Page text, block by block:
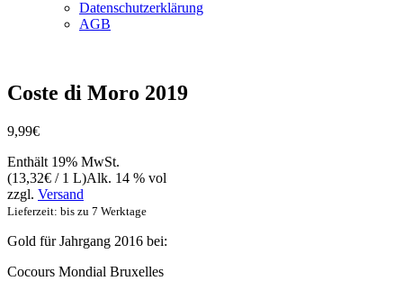
Datenschutzerklärung
AGB
Coste di Moro 2019
9,99€
Enthält 19% MwSt.
(13,32€ / 1 L)Alk. 14 % vol
zzgl. Versand
Lieferzeit: bis zu 7 Werktage
Gold für Jahrgang 2016 bei:
Cocours Mondial Bruxelles